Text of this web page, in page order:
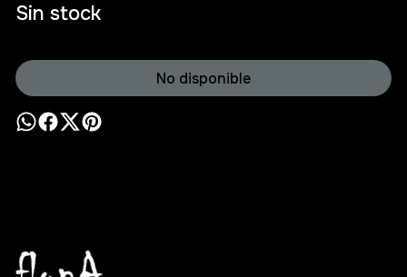
Sin stock
No disponible